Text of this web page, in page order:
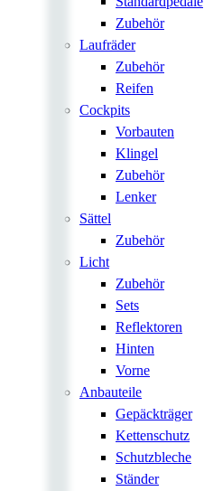
Zubehör
Laufräder
Zubehör
Reifen
Cockpits
Vorbauten
Klingel
Zubehör
Lenker
Sättel
Zubehör
Licht
Zubehör
Sets
Reflektoren
Hinten
Vorne
Anbauteile
Gepäckträger
Kettenschutz
Schutzbleche
Ständer